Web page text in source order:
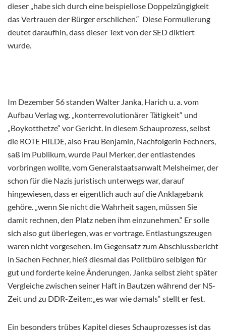
dieser „habe sich durch eine beispiellose Doppelzüngigkeit
das Vertrauen der Bürger erschlichen.“ Diese Formulierung
deutet daraufhin, dass dieser Text von der SED diktiert
wurde.
Im Dezember 56 standen Walter Janka, Harich u. a. vom
Aufbau Verlag wg. „konterrevolutionärer Tätigkeit“ und
„Boykotthetze“ vor Gericht. In diesem Schauprozess, selbst
die ROTE HILDE, also Frau Benjamin, Nachfolgerin Fechners,
saß im Publikum, wurde Paul Merker, der entlastendes
vorbringen wollte, vom Generalstaatsanwalt Melsheimer, der
schon für die Nazis juristisch unterwegs war, darauf
hingewiesen, dass er eigentlich auch auf die Anklagebank
gehöre. „wenn Sie nicht die Wahrheit sagen, müssen Sie
damit rechnen, den Platz neben ihm einzunehmen.“ Er solle
sich also gut überlegen, was er vortrage. Entlastungszeugen
waren nicht vorgesehen. Im Gegensatz zum Abschlussbericht
in Sachen Fechner, hieß diesmal das Politbüro selbigen für
gut und forderte keine Änderungen. Janka selbst zieht später
Vergleiche zwischen seiner Haft in Bautzen während der NS-
Zeit und zu DDR-Zeiten:„es war wie damals“ stellt er fest.
Ein besonders trübes Kapitel dieses Schauprozesses ist das